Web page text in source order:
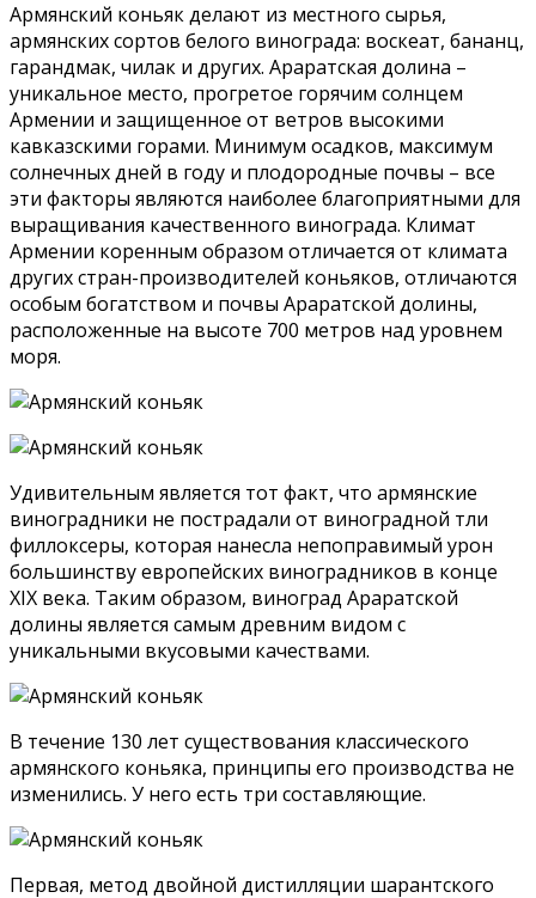
Армянский коньяк делают из местного сырья,
армянских сортов белого винограда: воскеат, бананц,
гарандмак, чилак и других. Араратская долина –
уникальное место, прогретое горячим солнцем
Армении и защищенное от ветров высокими
кавказскими горами. Минимум осадков, максимум
солнечных дней в году и плодородные почвы – все
эти факторы являются наиболее благоприятными для
выращивания качественного винограда. Климат
Армении коренным образом отличается от климата
других стран-производителей коньяков, отличаются
особым богатством и почвы Араратской долины,
расположенные на высоте 700 метров над уровнем
моря.
Удивительным является тот факт, что армянские
виноградники не пострадали от виноградной тли
филлоксеры, которая нанесла непоправимый урон
большинству европейских виноградников в конце
XIX века. Таким образом, виноград Араратской
долины является самым древним видом с
уникальными вкусовыми качествами.
В течение 130 лет существования классического
армянского коньяка, принципы его производства не
изменились. У него есть три составляющие.
Первая, метод двойной дистилляции шарантского